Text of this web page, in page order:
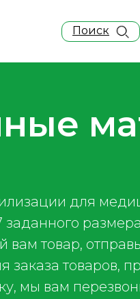
Поиск
для
товар,
заказа товаров,
мы вам